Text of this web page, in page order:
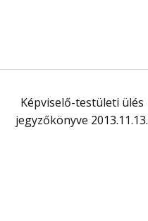
Képviselő-testületi ülés
jegyzőkönyve 2013.11.13.